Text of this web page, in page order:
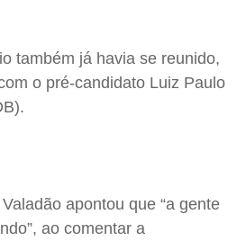
também já havia se reunido,
o pré-candidato Luiz Paulo
apontou que “a gente
ao comentar a